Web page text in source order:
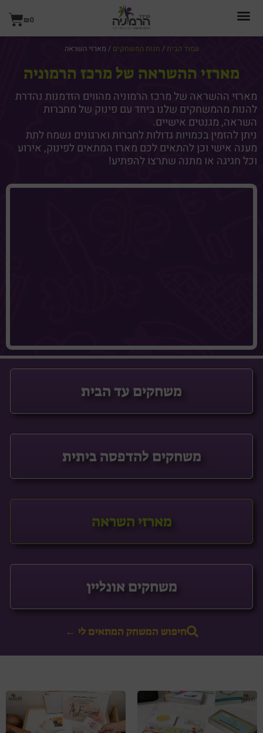
לתוכן
₪0
עמוד הבית/ חנות המשחקים / מארזי השראה
מארזי ההשראה של מרכז הרמוניה
מארזי ההשראה של מרכז הרמוניה מהווים הזדמנות נהדרת
להנות מהמשחקים שלנו ביחד עם פינוק של מחברות
השראה, מגנטים אישיים.
ניתן להזמין בכמויות גדולות לחברות וארגונים נשמח לתת
מענה אישי וכן להתאים לכם מארז המתאים לפינוק, אירוע
וכל חגיגה או מתנה שתרצו להפתיע!
משחקים עד הבית
משחקים להדפסה ביתית
מארזי השראה
משחקים אונליין
חיפוש המשחק המתאים לי ←